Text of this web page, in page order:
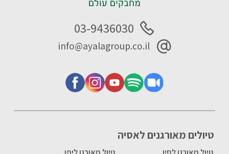
טיולים מאורגנים לאסיה
03-9436030
info@ayalagroup.co.il